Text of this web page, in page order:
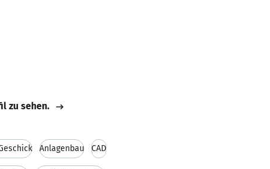
zu sehen.
Anlagenbau CAD